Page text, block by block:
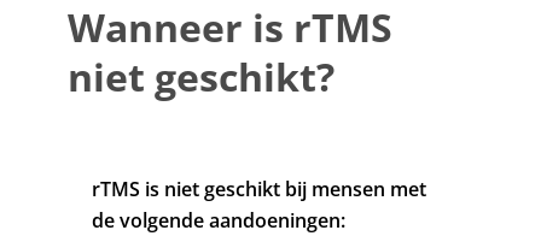
Wanneer is rTMS
niet geschikt?
rTMS is niet geschikt bij mensen met
de volgende aandoeningen: